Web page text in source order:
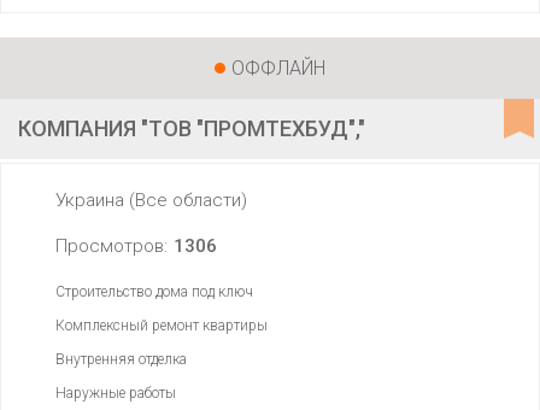
ОФФЛАЙН
КОМПАНИЯ "ТОВ "ПРОМТЕХБУД","
Украина (Все области)
Просмотров: 1306
Строительство дома под ключ
Комплексный ремонт квартиры
Внутренняя отделка
Наружные работы